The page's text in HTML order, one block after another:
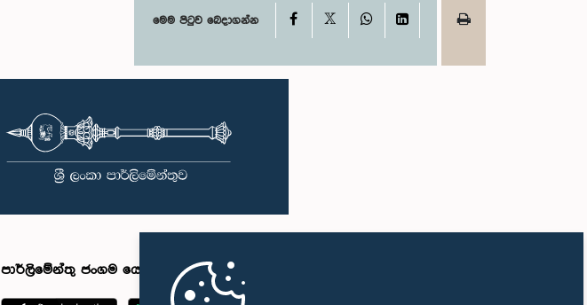
මෙම පිටුව බෙදාගන්න Facebook WhatsAppLinkedIn
පාර්ලිමේන්තු ජංගම යෙදුම